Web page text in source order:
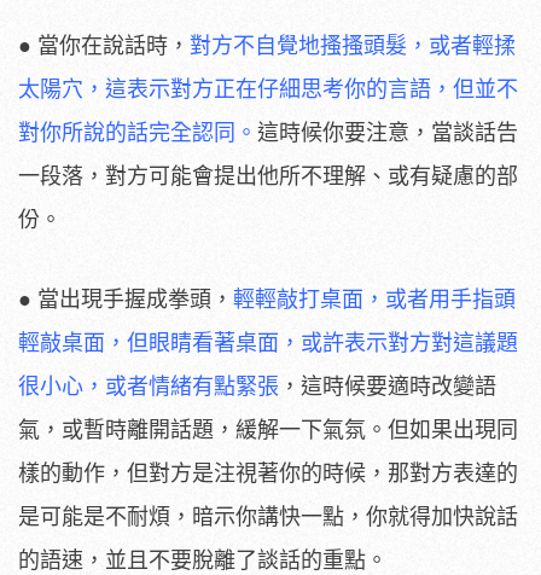
● 當你在說話時， 對方不自覺地搔搔頭髮，或者輕揉
太陽穴，這表示對方正在仔細思考你的言語，但並不
對你所說的話完全認同。 這時候你要注意，當談話告
一段落，對方可能會提出他所不理解、或有疑慮的部
份。
● 當出現手握成拳頭， 輕輕敲打桌面，或者用手指頭
輕敲桌面，但眼睛看著桌面，或許表示對方對這議題
很小心，或者情緒有點緊張 ，這時候要適時改變語
氣，或暫時離開話題，緩解一下氣氛。但如果出現同
樣的動作，但對方是注視著你的時候，那對方表達的
是可能是不耐煩，暗示你講快一點，你就得加快說話
的語速，並且不要脫離了談話的重點。